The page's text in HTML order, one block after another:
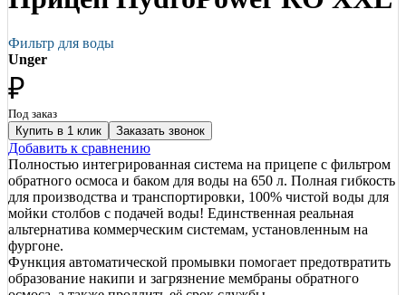
Фильтр для воды
Unger
₽
Под заказ
Купить в 1 клик
Заказать звонок
Добавить к сравнению
Полностью интегрированная система на прицепе с фильтром
обратного осмоса и баком для воды на 650 л. Полная гибкость
для производства и транспортировки, 100% чистой воды для
мойки столбов с подачей воды! Единственная реальная
альтернатива коммерческим системам, установленным на
фургоне.
Функция автоматической промывки помогает предотвратить
образование накипи и загрязнение мембраны обратного